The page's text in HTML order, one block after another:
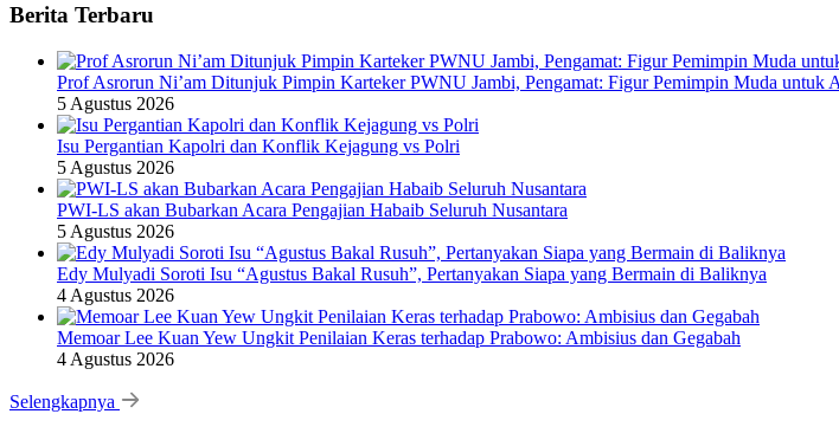
Berita Terbaru
Prof Asrorun Ni’am Ditunjuk Pimpin Karteker PWNU Jambi, Pengamat: Figur Pemimpin Muda untuk
5 Agustus 2026
Isu Pergantian Kapolri dan Konflik Kejagung vs Polri
5 Agustus 2026
PWI-LS akan Bubarkan Acara Pengajian Habaib Seluruh Nusantara
5 Agustus 2026
Edy Mulyadi Soroti Isu “Agustus Bakal Rusuh”, Pertanyakan Siapa yang Bermain di Baliknya
4 Agustus 2026
Memoar Lee Kuan Yew Ungkit Penilaian Keras terhadap Prabowo: Ambisius dan Gegabah
4 Agustus 2026
Selengkapnya